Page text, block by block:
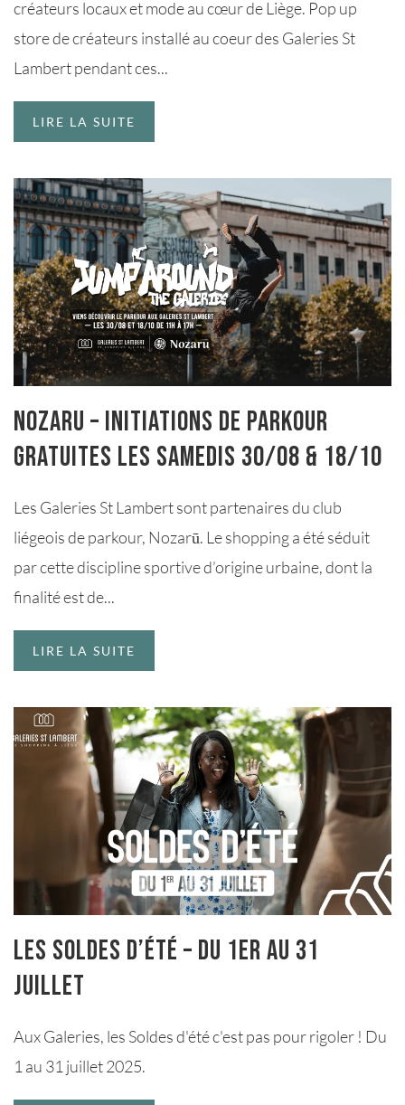
créateurs locaux et mode au cœur de Liège. Pop up
store de créateurs installé au coeur des Galeries St
Lambert pendant ces...
LIRE LA SUITE
Nozaru – initiations de Parkour
gratuites les samedis 30/08 & 18/10
Les Galeries St Lambert sont partenaires du club
liégeois de parkour, Nozarū. Le shopping a été séduit
par cette discipline sportive d’origine urbaine, dont la
finalité est de...
LIRE LA SUITE
Les Soldes d’été – du 1er au 31
juillet
Aux Galeries, les Soldes d'été c'est pas pour rigoler ! Du
1 au 31 juillet 2025.